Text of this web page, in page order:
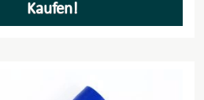
Kaufen!